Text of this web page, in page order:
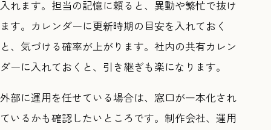
入れます。担当の記憶に頼ると、異動や繁忙で抜け
ます。カレンダーに更新時期の目安を入れておく
と、気づける確率が上がります。社内の共有カレン
ダーに入れておくと、引き継ぎも楽になります。
外部に運用を任せている場合は、窓口が一本化され
ているかも確認したいところです。制作会社、運用